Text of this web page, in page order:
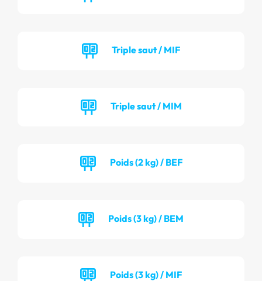
Triple saut / MIF
Triple saut / MIM
Poids (2 kg) / BEF
Poids (3 kg) / BEM
Poids (3 kg) / MIF